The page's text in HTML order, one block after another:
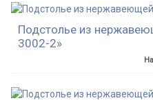
Подстолье из
3002-2»